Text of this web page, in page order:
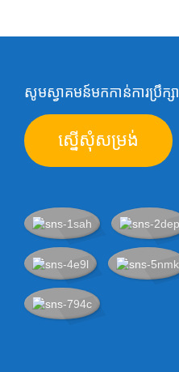
សូមស្វាគមន៍មកកាន់ការប្រឹក្សា
ស្នើសុំសម្រង់